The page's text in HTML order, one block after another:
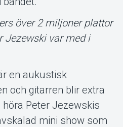
över 2 miljoner plattor
Jezewski var med i
en aukustisk
och gitarren blir extra
Peter Jezewskis
mini show som